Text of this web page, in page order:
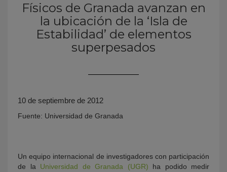
Físicos de Granada avanzan en
la ubicación de la ‘Isla de
Estabilidad’ de elementos
superpesados
10 de septiembre de 2012
Fuente: Universidad de Granada
Un equipo internacional de investigadores con participación
de la Universidad de Granada (UGR) ha podido medir